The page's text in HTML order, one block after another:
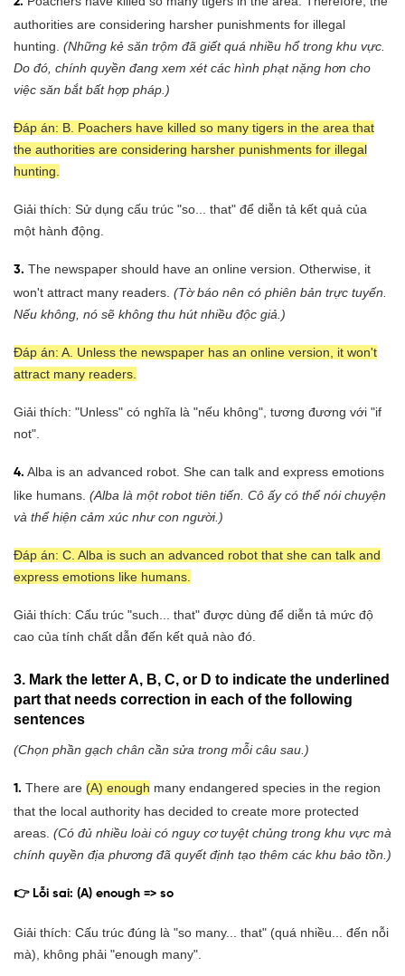
authorities are considering harsher punishments for illegal
hunting. (Những kẻ săn trộm đã giết quá nhiều hổ trong khu vực.
Do đó, chính quyền đang xem xét các hình phạt nặng hơn cho
việc săn bắt bất hợp pháp.)
Đáp án: B. Poachers have killed so many tigers in the area that
the authorities are considering harsher punishments for illegal
hunting.
Giải thích: Sử dụng cấu trúc "so... that" để diễn tả kết quả của
một hành động.
3. The newspaper should have an online version. Otherwise, it
won't attract many readers. (Tờ báo nên có phiên bản trực tuyến.
Nếu không, nó sẽ không thu hút nhiều độc giả.)
Đáp án: A. Unless the newspaper has an online version, it won't
attract many readers.
Giải thích: "Unless" có nghĩa là "nếu không", tương đương với "if
not".
4. Alba is an advanced robot. She can talk and express emotions
like humans. (Alba là một robot tiên tiến. Cô ấy có thể nói chuyện
và thể hiện cảm xúc như con người.)
Đáp án: C. Alba is such an advanced robot that she can talk and
express emotions like humans.
Giải thích: Cấu trúc "such... that" được dùng để diễn tả mức độ
cao của tính chất dẫn đến kết quả nào đó.
3. Mark the letter A, B, C, or D to indicate the underlined
part that needs correction in each of the following
sentences
(Chọn phần gạch chân cần sửa trong mỗi câu sau.)
1. There are (A) enough many endangered species in the region
that the local authority has decided to create more protected
areas. (Có đủ nhiều loài có nguy cơ tuyệt chủng trong khu vực mà
chính quyền địa phương đã quyết định tạo thêm các khu bảo tồn.)
👉 Lỗi sai: (A) enough => so
Giải thích: Cấu trúc đúng là "so many... that" (quá nhiều... đến nỗi
mà), không phải "enough many".